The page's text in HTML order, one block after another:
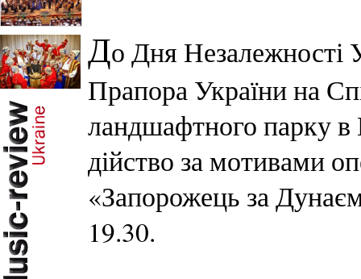
До Дня Незалежності
Прапора України на
ландшафтного парку в
дійство за мотивами
«Запорожець за
19.30.